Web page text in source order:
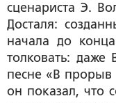
сценариста Э.
Досталя:
начала до
толковать: даже
песне «В
он показал, что